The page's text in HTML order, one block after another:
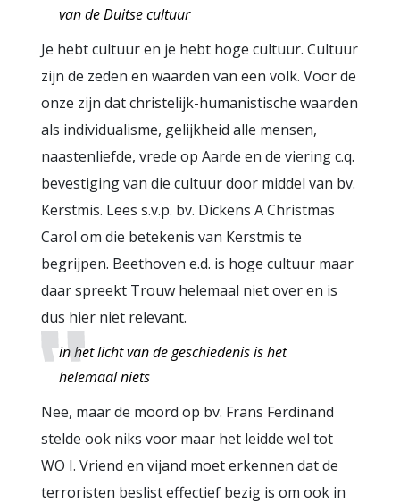
van de Duitse cultuur
Je hebt cultuur en je hebt hoge cultuur. Cultuur
zijn de zeden en waarden van een volk. Voor de
onze zijn dat christelijk-humanistische waarden
als individualisme, gelijkheid alle mensen,
naastenliefde, vrede op Aarde en de viering c.q.
bevestiging van die cultuur door middel van bv.
Kerstmis. Lees s.v.p. bv. Dickens A Christmas
Carol om die betekenis van Kerstmis te
begrijpen. Beethoven e.d. is hoge cultuur maar
daar spreekt Trouw helemaal niet over en is
dus hier niet relevant.
in het licht van de geschiedenis is het
helemaal niets
Nee, maar de moord op bv. Frans Ferdinand
stelde ook niks voor maar het leidde wel tot
WO I. Vriend en vijand moet erkennen dat de
terroristen beslist effectief bezig is om ook in